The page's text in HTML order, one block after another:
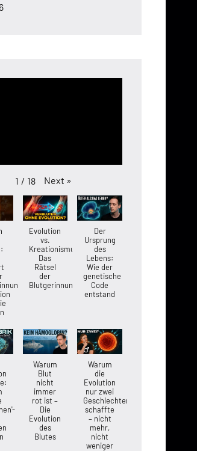
1 / 18 Next »
Evolution
vs.
Kreationismus:
Das
Rätsel
der
Blutgerinnung
Der
Ursprung
des
Lebens:
Wie der
genetische
Code
entstand
Warum
Blut
nicht
immer
rot ist –
Die
Evolution
des
Blutes
Warum
die
Evolution
nur zwei
Geschlechter
schaffte
– nicht
mehr,
nicht
weniger